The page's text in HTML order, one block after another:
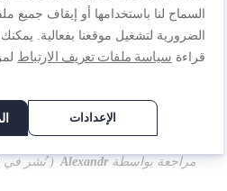
عملية
100%
المقلاة عملية جداً وأستخدمها كثير.
مراجعة بواسطةAlexandr نُشر في
السماح لنا باستخدامها أو إيقاف جميع
الضرورية لتشغيل موقعنا بفعالية.
قراءة سياسة ملفات تعريف الارتباط
الإعدادات